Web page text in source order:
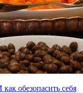
обезопасить себя